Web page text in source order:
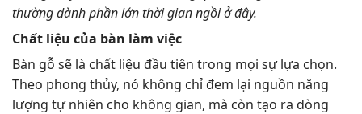
thường dành phần lớn thời gian ngồi ở đây.
Chất liệu của bàn làm việc
Bàn gỗ sẽ là chất liệu đầu tiên trong mọi sự lựa chọn.
Theo phong thủy, nó không chỉ đem lại nguồn năng
lượng tự nhiên cho không gian, mà còn tạo ra dòng